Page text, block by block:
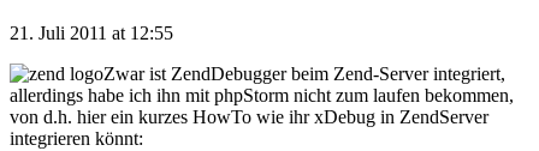
21. Juli 2011 at 12:55
Zwar ist ZendDebugger beim Zend-Server integriert,
allerdings habe ich ihn mit phpStorm nicht zum laufen bekommen,
von d.h. hier ein kurzes HowTo wie ihr xDebug in ZendServer
integrieren könnt: